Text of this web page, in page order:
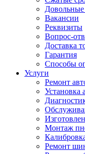
Вакансии
Реквизиты
Вопрос-
Доставка
Гарантия
Способы
Услуги
Ремонт
Установка
Монтаж
Ремонт